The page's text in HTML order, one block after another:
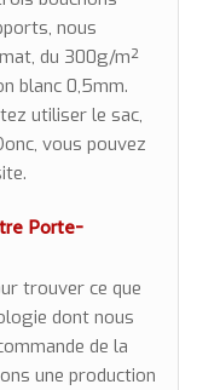
nous
du 300g/m²
blanc 0,5mm.
utiliser le sac,
vous pouvez
Porte-
trouver ce que
dont nous
de la
une production